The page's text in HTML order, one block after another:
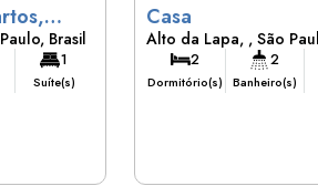
, Brasil
1
Suíte(s)
Casa
Alto da Lapa , São
2
Dormitório(s)
2
Banheiro(s)